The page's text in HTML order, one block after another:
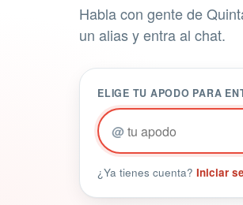
Habla con gente de
un alias y entra al chat.
ELIGE TU APODO PARA
@
¿Ya tienes cuenta? Iniciar